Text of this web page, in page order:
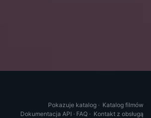
Pokazuje katalog · Katalog filmów
Dokumentacja API · FAQ · Kontakt z obsługą